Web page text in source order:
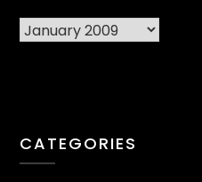
Arhiva
CATEGORIES